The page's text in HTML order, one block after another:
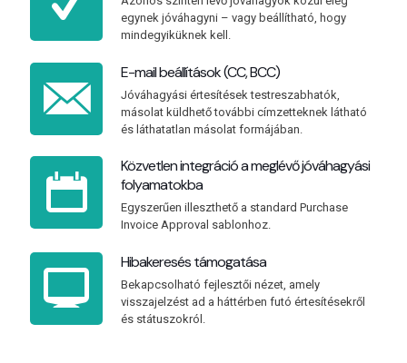
egynek jóváhagyni – vagy beállítható, hogy
mindegyiküknek kell.
E-mail beállítások (CC, BCC)
Jóváhagyási értesítések testreszabhatók,
másolat küldhető további címzetteknek látható
és láthatatlan másolat formájában.
Közvetlen integráció a meglévő jóváhagyási
folyamatokba
Egyszerűen illeszthető a standard Purchase
Invoice Approval sablonhoz.
Hibakeresés támogatása
Bekapcsolható fejlesztői nézet, amely
visszajelzést ad a háttérben futó értesítésekről
és státuszokról.